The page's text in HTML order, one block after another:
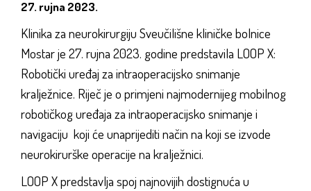
27. rujna 2023.
Klinika za neurokirurgiju Sveučilišne kliničke bolnice
Mostar je 27. rujna 2023. godine predstavila LOOP X:
Robotički uređaj za intraoperacijsko snimanje
kralježnice. Riječ je o primjeni najmodernijeg mobilnog
robotičkog uređaja za intraoperacijsko snimanje i
navigaciju koji će unaprijediti način na koji se izvode
neurokirurške operacije na kralježnici.
LOOP X predstavlja spoj najnovijih dostignuća u